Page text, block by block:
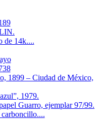
de 14k....
1899 – Ciudad de México,
1979.
Guarro, ejemplar 97/99.